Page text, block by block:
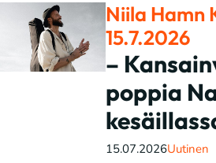
Niila Hamn
15.7.2026
–
poppia
15.07.2026Uutinen